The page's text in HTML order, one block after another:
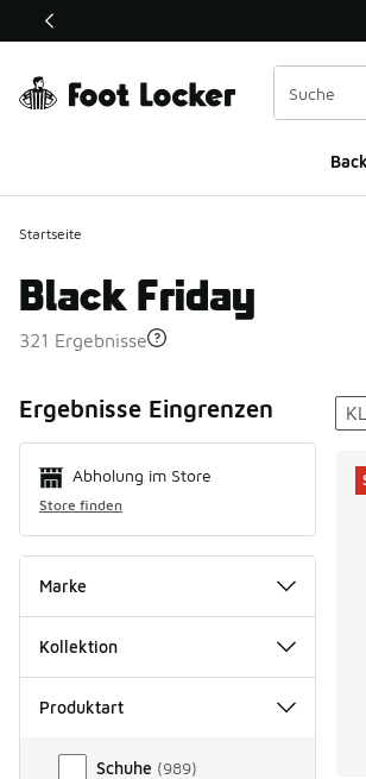
Dieser Link öffnet sich in einem neuen
Startseite
Black Friday
321 Ergebnisse
Ergebnisse Eingrenzen
Abholung im Store
Store finden
Marke
Kollektion
Produktart
Produktart
Schuhe (989)